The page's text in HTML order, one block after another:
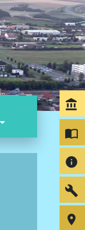
account_balance
import_contacts
info
build
room